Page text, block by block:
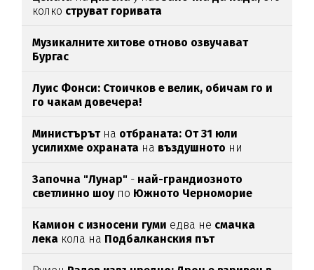
колко струват горивата
Музикалните хитове отново озвучават
Бургас
Луис Фонси: Стоичков е велик, обичам го и
го чакам довечера!
Министърътна отбраната: От 31 юли
усилихме охраната на въздушното ни
Започна "Лунар" - най-грандиозното
светлинно шоупо Южното Черноморие
Камион с износени гуми едва нe смачка
лека кола на Подбалканския път